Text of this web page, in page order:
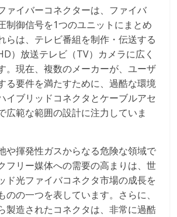
ァイバーコネクターは、ファイバ
制御信号を1つのユニットにまとめ
らは、テレビ番組を制作・伝送する
）放送テレビ（TV）カメラに広く
。現在、複数のメーカーが、ユーザ
る要件を満たすために、過酷な環境
イブリッドコネクタとケーブルアセ
広範な範囲の設計に注力していま
や揮発性ガスからなる危険な領域で
フリー媒体への需要の高まりは、世
ド光ファイバコネクタ市場の成長を
のの一つを表しています。さらに、
製造されたコネクタは、非常に過酷